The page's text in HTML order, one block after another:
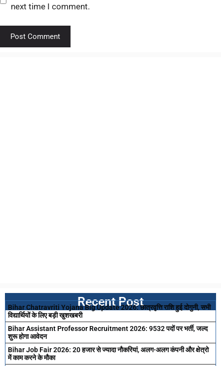
next time I comment.
Recent Post
Bihar Chatravriti Yojana Big Update 2026: छात्रवृत्ति राशि हुई दोगुनी, सभी
विद्यार्थियों के लिए बड़ी खुशखबरी
Bihar Assistant Professor Recruitment 2026: 9532 पदों पर भर्ती, जल्द
शुरू होगा आवेदन
Bihar Job Fair 2026: 20 हजार से ज्यादा नौकरियां, अलग-अलग कंपनी और क्षेत्रो
में काम करने के मौका